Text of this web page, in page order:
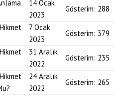
14 Ocak
2023
Gösterim: 288
7 Ocak
2023
Gösterim: 379
31 Aralık
2022
Gösterim: 235
24 Aralık
2022
Gösterim: 265